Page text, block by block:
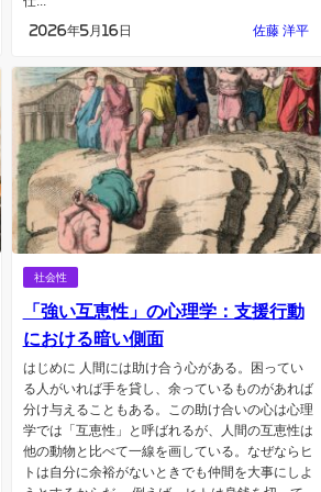
2026年5月16日 佐藤 洋平
社会性
「強い互恵性」の心理学：支援行動
における暗い側面
はじめに 人間には助け合う心がある。困ってい
る人がいれば手を貸し、余っているものがあれば
分け与えることもある。この助け合いの心は心理
学では「互恵性」と呼ばれるが、人間の互恵性は
他の動物と比べて一線を画している。なぜならヒ
トは自分に余裕がないときでも仲間を大事にしよ